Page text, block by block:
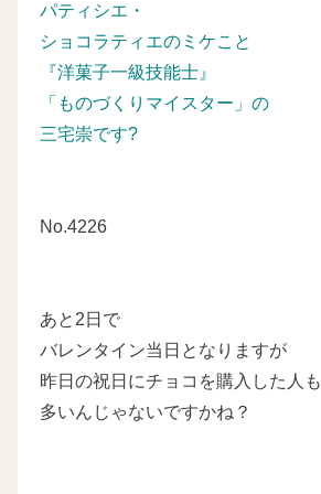
パティシエ・
ショコラティエのミケこと
『洋菓子一級技能士』
「ものづくりマイスター」の
三宅崇です?
No.4226
あと2日で
バレンタイン当日となりますが
昨日の祝日にチョコを購入した人も
多いんじゃないですかね？